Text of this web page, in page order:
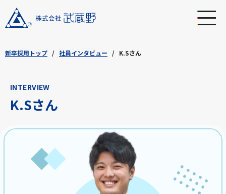
新卒採用トップ 社員インタビュー K.Sさん
INTERVIEW
K.Sさん